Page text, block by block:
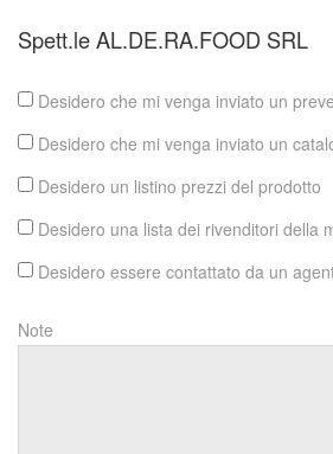
Spett.le AL.DE.RA.FOOD SRL
Desidero che mi venga inviato un
Desidero che mi venga inviato un
Desidero un listino prezzi del prodotto
Desidero una lista dei rivenditori della
Desidero essere contattato da un
Note